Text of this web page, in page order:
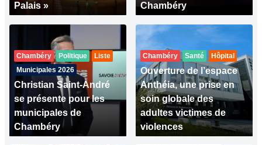
Palais »
Chambéry
Chambéry Politique
Liste
Municipales 2026
Christian Saint-André
se présente pour les
municipales de
Chambéry
Chambéry Santé Hôpital
Ouverture de l’espace
Anthéia, une prise en
soin globale des
adultes victimes de
violences